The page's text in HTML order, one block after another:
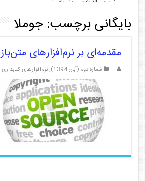
بایگانی برچسب: جوملا
مقدمه‌ای بر نرم‌افزارهای متن‌باز
شماره دوم (آبان 1394) ,نرم‌افزارهای کتابداری